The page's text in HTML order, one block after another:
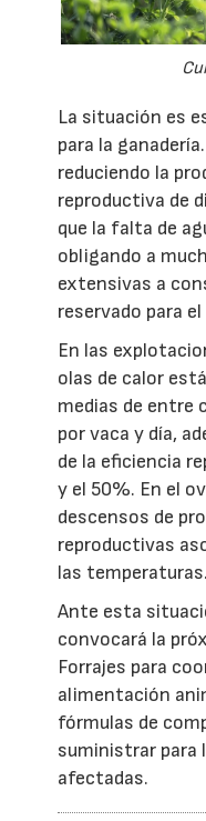
La situación es
para la
reduciendo la
reproductiva de
que la falta de
obligando a
extensivas a
reservado para
En las
olas de calor
medias de entre
por vaca y día,
de la eficiencia
y el 50%. En el
descensos de
reproductivas
las temperaturas.
Ante esta
convocará la
Forrajes para
alimentación
fórmulas de
suministrar para
afectadas.